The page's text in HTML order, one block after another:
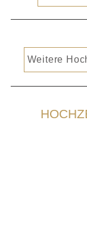
Weitere